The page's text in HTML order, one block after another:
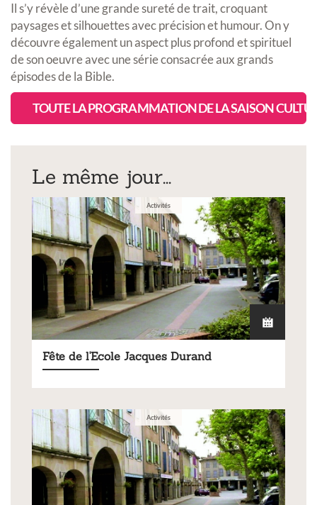
Il s’y révèle d’une grande sureté de trait, croquant
paysages et silhouettes avec précision et humour. On y
découvre également un aspect plus profond et spirituel
de son oeuvre avec une série consacrée aux grands
épisodes de la Bible.
TOUTE LA PROGRAMMATION DE LA SAISON
Le même jour...
Activités
Fête de l'Ecole Jacques Durand
Activités